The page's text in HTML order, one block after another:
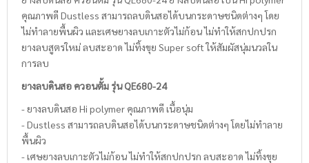
คุณภาพดี Dustless สามารถลบดินสอได้บนกระดาษชนิดต่างๆ โดย
ไม่ทำลายพื้นผิว และเศษยางลบเกาะตัวไม่ก้อน ไม่ทำให้สกปกปรก
ยางลบสูตรใหม่ ลบสะอาด ไม่ทิ้งขุย Super soft ให้สัมผัสนุ่มนวลใน
การลบ
ยางลบดินสอ ควอนตั้ม รุ่น QE680-24
- ยางลบดินสอ Hi polymer คุณภาพดี เนื้อนุ่ม
- Dustless สามารถลบดินสอได้บนกระดาษชนิดต่างๆ โดยไม่ทำลาย
พื้นผิว
- เศษยางลบเกาะตัวไม่ก้อน ไม่ทำให้สกปกปรก ลบสะอาด ไม่ทิ้งขุย